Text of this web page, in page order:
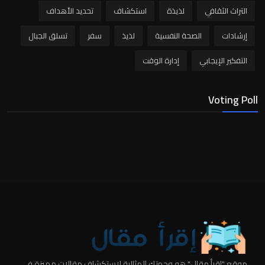
التراث الثقافي
لذيذة استكشاف
تحديد الأهداف
إرشادات
الصحة النفسية لذيذ سفر
تسلق الجبال
التفكير الإيجابي
إدارة الوقت
Voting Poll